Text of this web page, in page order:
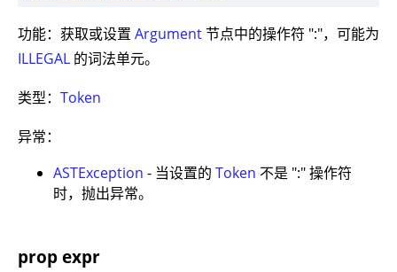
功能：获取或设置 Argument节点中的操作符 ":"，可能为
ILLEGAL 的词法单元。
类型： Token
异常：
ASTException - 当设置的 Token 不是 ":" 操作符
时，抛出异常。
prop expr